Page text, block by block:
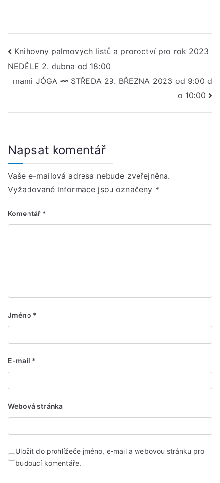
Navigace
pro
Knihovny palmových listů a proroctví pro rok 2023
NEDĚLE 2. dubna od 18:00
mami JÓGA 𐩘 STŘEDA 29. BŘEZNA 2023 od 9:00 d
o 10:00
Napsat komentář
Vaše e-mailová adresa nebude zveřejněna.
Vyžadované informace jsou označeny *
Komentář *
Jméno *
E-mail *
Webová stránka
Uložit do prohlížeče jméno, e-mail a webovou stránku pro
budoucí komentáře.